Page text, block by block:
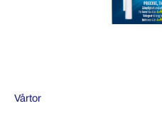
Vårtor